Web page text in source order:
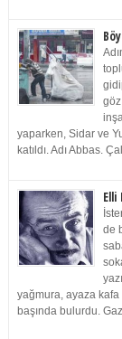
göz
yaparken, Sidar ve
katıldı. Adı Abbas.
Elli
de
yağmura, ayaza kafa
başında bulurdu.